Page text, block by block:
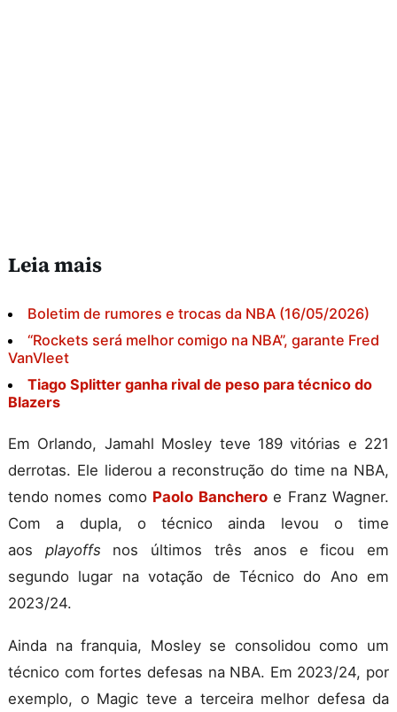
Leia mais
Boletim de rumores e trocas da NBA (16/05/2026)
“Rockets será melhor comigo na NBA”, garante Fred
VanVleet
Tiago Splitter ganha rival de peso para técnico do
Blazers
Em Orlando, Jamahl Mosley teve 189 vitórias e 221
derrotas. Ele liderou a reconstrução do time na NBA,
tendo nomes como Paolo Bancheroe Franz Wagner.
Com a dupla, o técnico ainda levou o time
aos playoffs nos últimos três anos e ficou em
segundo lugar na votação de Técnico do Ano em
2023/24.
Ainda na franquia, Mosley se consolidou como um
técnico com fortes defesas na NBA. Em 2023/24, por
exemplo, o Magic teve a terceira melhor defesa da